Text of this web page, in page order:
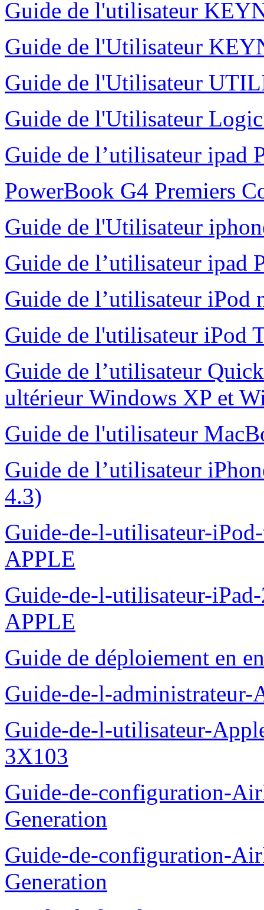
Guide de l'utilisateur
Guide de l'Utilisateur
Guide de l'Utilisateur
Guide de l'Utilisateur
Guide de l’utilisateur ipad
PowerBook G4 Premiers
Guide de l'Utilisateur
Guide de l’utilisateur ipad
Guide de l’utilisateur iPod
Guide de l'utilisateur iPod
Guide de l’utilisateur
ultérieur Windows XP et
Guide de l'utilisateur
Guide de l’utilisateur
4.3)
Guide-de-l-utilisateur-
APPLE
Guide-de-l-utilisateur-
APPLE
Guide de déploiement en
Guide-de-l-
Guide-de-l-utilisateur-
3X103
Guide-de-configuration-
Generation
Guide-de-configuration-
Generation